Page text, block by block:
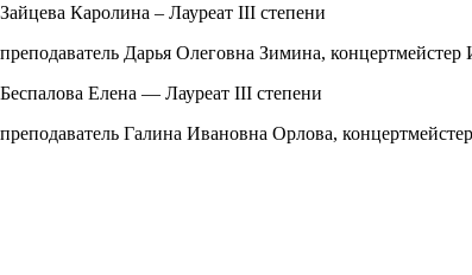
Зайцева Каролина – Лауреат III степени
преподаватель Дарья Олеговна Зимина,
Беспалова Елена — Лауреат III степени
преподаватель Галина Ивановна Орлова,